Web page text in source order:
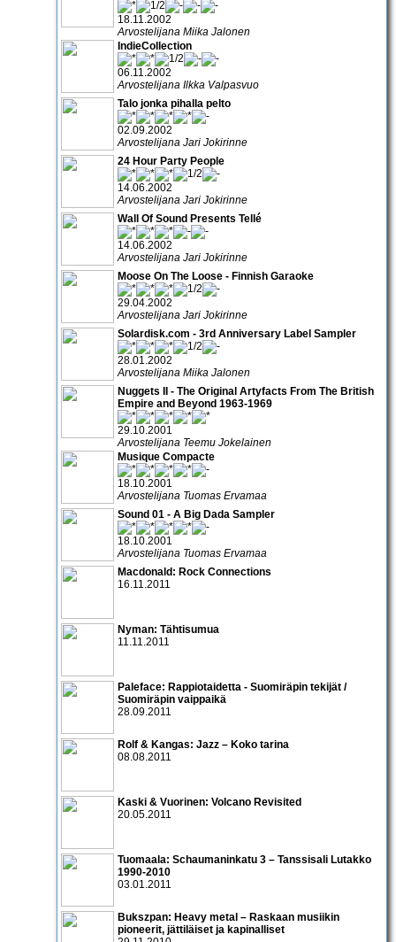
18.11.2002
Arvostelijana Miika Jalonen
IndieCollection
06.11.2002
Arvostelijana Ilkka Valpasvuo
Talo jonka pihalla pelto
02.09.2002
Arvostelijana Jari Jokirinne
24 Hour Party People
14.06.2002
Arvostelijana Jari Jokirinne
Wall Of Sound Presents Tellé
14.06.2002
Arvostelijana Jari Jokirinne
Moose On The Loose - Finnish Garaoke
29.04.2002
Arvostelijana Jari Jokirinne
Solardisk.com - 3rd Anniversary Label Sampler
28.01.2002
Arvostelijana Miika Jalonen
Nuggets II - The Original Artyfacts From The British
Empire and Beyond 1963-1969
29.10.2001
Arvostelijana Teemu Jokelainen
Musique Compacte
18.10.2001
Arvostelijana Tuomas Ervamaa
Sound 01 - A Big Dada Sampler
18.10.2001
Arvostelijana Tuomas Ervamaa
Macdonald: Rock Connections
16.11.2011
Nyman: Tähtisumua
11.11.2011
Paleface: Rappiotaidetta - Suomiräpin tekijät /
Suomiräpin vaippaikä
28.09.2011
Rolf & Kangas: Jazz – Koko tarina
08.08.2011
Kaski & Vuorinen: Volcano Revisited
20.05.2011
Tuomaala: Schaumaninkatu 3 – Tanssisali Lutakko
1990­-2010
03.01.2011
Bukszpan: Heavy metal – Raskaan musiikin
pioneerit, jättiläiset ja kapinalliset